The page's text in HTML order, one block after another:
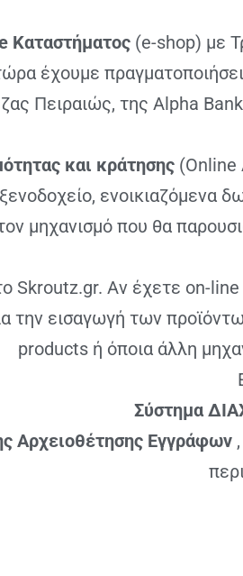
Καταστήματος (e-shop) με
έχουμε
Πειραιώς, της Alpha
και κράτησης(Online
ενοικιαζόμενα
μηχανισμό που θα
Skroutz.gr. Αν έχετε on-
την εισαγωγή των
products ή όποια άλλη
Σύστημα
Αρχειοθέτησης Εγγράφων